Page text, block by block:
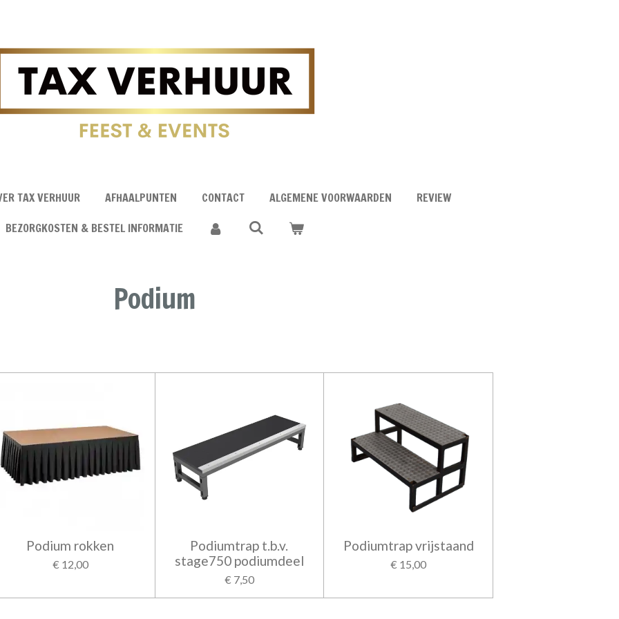
TAX VERHUUR AFHAALPUNTEN CONTACT ALGEMENE VOORWAARDEN
REVIEW
BEZORGKOSTEN & BESTEL INFORMATIE
Podium
Podium rokken
€ 12,00
Podiumtrap t.b.v.
stage750 podiumdeel
€ 7,50
Podiumtrap vrijstaand
€ 15,00